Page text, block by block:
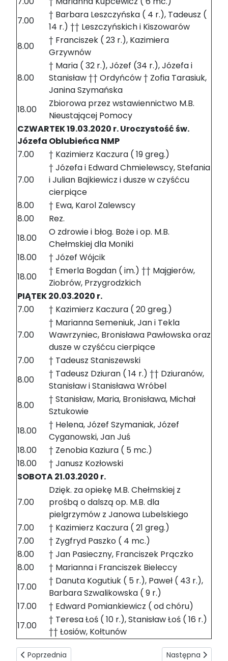
7.00
† Barbara Leszczyńska ( 4 r.), Tadeusz (
14 r.) †† Leszczyńskich i Kiszowarów
8.00
† Franciszek ( 23 r.), Kazimiera
Grzywnów
8.00
† Maria ( 32 r.), Józef (34 r.), Józefa i
Stanisław †† Ordyńców † Zofia Tarasiuk,
Janina Szymańska
18.00
Zbiorowa przez wstawiennictwo M.B.
Nieustającej Pomocy
CZWARTEK 19.03.2020 r. Uroczystość św.
Józefa Oblubieńca NMP
7.00
† Kazimierz Kaczura ( 19 greg.)
7.00
† Józefa i Edward Chmielewscy, Stefania
i Julian Bajkiewicz i dusze w czyśćcu
cierpiące
8.00
† Ewa, Karol Zalewscy
8.00
Rez.
18.00
O zdrowie i błog. Boże i op. M.B.
Chełmskiej dla Moniki
18.00
† Józef Wójcik
18.00
† Emerla Bogdan ( im.) †† Majgierów,
Ziobrów, Przygrodzkich
PIĄTEK 20.03.2020 r.
7.00
† Kazimierz Kaczura ( 20 greg.)
7.00
† Marianna Semeniuk, Jan i Tekla
Wawrzyniec, Bronisława Pawłowska oraz
dusze w czyśćcu cierpiące
7.00
† Tadeusz Staniszewski
8.00
† Tadeusz Dziuran ( 14 r.) †† Dziuranów,
Stanisław i Stanisława Wróbel
8.00
† Stanisław, Maria, Bronisława, Michał
Sztukowie
18.00
† Helena, Józef Szymaniak, Józef
Cyganowski, Jan Juś
18.00
† Zenobia Kaziura ( 5 mc.)
18.00
† Janusz Kozłowski
SOBOTA 21.03.2020 r.
7.00
Dzięk. za opiekę M.B. Chełmskiej z
prośbą o dalszą op. M.B. dla
pielgrzymów z Janowa Lubelskiego
7.00
† Kazimierz Kaczura ( 21 greg.)
7.00
† Zygfryd Paszko ( 4 mc.)
8.00
† Jan Pasieczny, Franciszek Prączko
8.00
† Marianna i Franciszek Bieleccy
17.00
† Danuta Kogutiuk ( 5 r.), Paweł ( 43 r.),
Barbara Szwalikowska ( 9 r.)
17.00
† Edward Pomiankiewicz ( od chóru)
17.00
† Teresa Łoś ( 10 r.), Stanisław Łoś ( 16 r.)
†† Łosiów, Kołtunów
Poprzednia strona: Intencje mszalne 22-28.03.2020
Poprzednia Następna
Następna